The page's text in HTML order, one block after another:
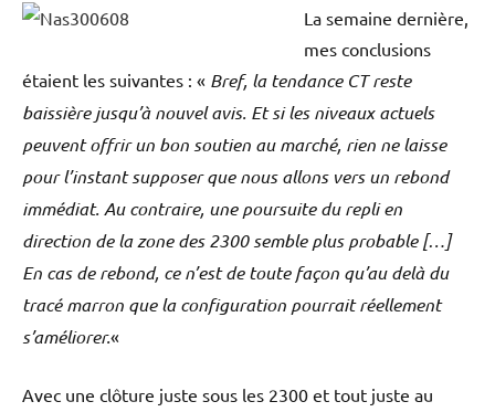
La semaine dernière,
mes conclusions
étaient les suivantes : « Bref, la tendance CT reste
baissière jusqu’à nouvel avis. Et si les niveaux actuels
peuvent offrir un bon soutien au marché, rien ne laisse
pour l’instant supposer que nous allons vers un rebond
immédiat. Au contraire, une poursuite du repli en
direction de la zone des 2300 semble plus probable […]
En cas de rebond, ce n’est de toute façon qu’au delà du
tracé marron que la configuration pourrait réellement
s’améliorer.«
Avec une clôture juste sous les 2300 et tout juste au